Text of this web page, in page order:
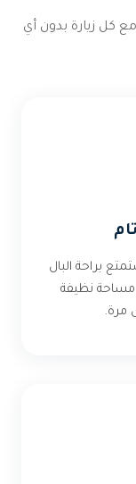
كل زيارة بدون أي
براحة البال
نظيفة
مرة.